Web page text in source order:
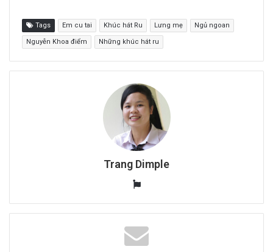
Tags Em cu tai Khúc hát Ru Lưng mẹ Ngủ ngoan
Nguyễn Khoa điểm Những khúc hát ru
Trang Dimple
W
b
s
i